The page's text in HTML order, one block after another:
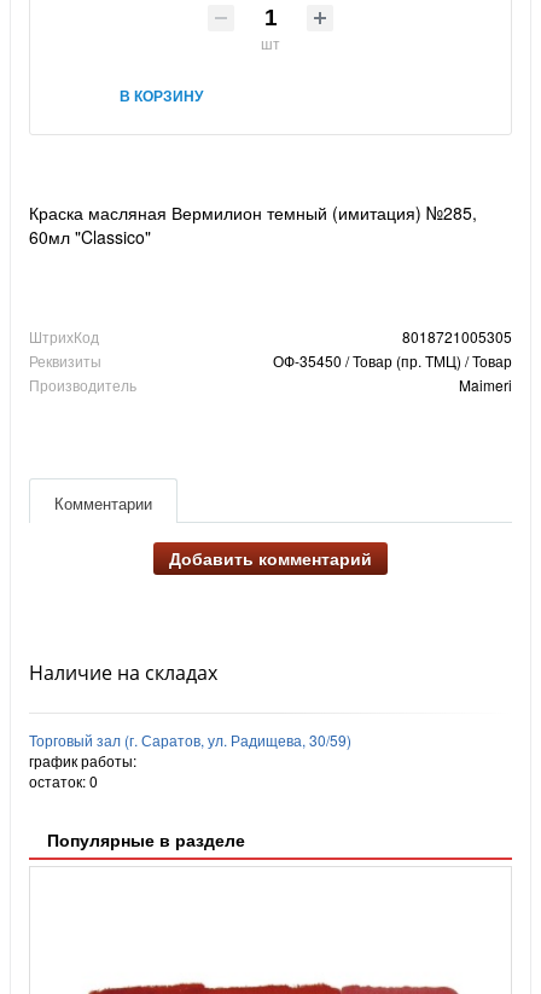
шт
В КОРЗИНУ
Краска масляная Вермилион темный (имитация) №285,
60мл "Classico"
ШтрихКод
8018721005305
Реквизиты
ОФ-35450 / Товар (пр. ТМЦ) / Товар
Производитель
Maimeri
Комментарии
Добавить комментарий
Наличие на складах
Торговый зал (г. Саратов, ул. Радищева, 30/59)
график работы:
остаток:0
Популярные в разделе